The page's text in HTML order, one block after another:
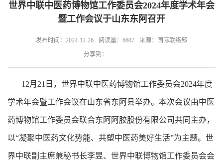
世界中联中医药博物馆工作委员会2024年度学术年会
暨工作会议于山东东阿召开
发布时间：2024-12-26 阅读量：6607
来源：国际联络部
分享到：
12月21日，世界中联中医药博物馆工作委员会2024年度
学术年会暨工作会议在山东省东阿县举办。本次会议由中医
药博物馆工作委员会联合东阿阿胶股份有限公司共同主办，
以“凝聚中医药文化势能、共塑中医药美好生活”为主题。世
界中联副主席兼秘书长李昱、世界中联博物馆工作委员会会